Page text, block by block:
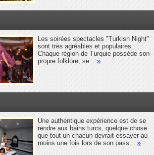
Les soirées spectacles "Turkish Night"
sont très agréables et populaires.
Chaque région de Turquie possède son
propre folklore, se...»
Une authentique expérience est de se
rendre aux bains turcs, quelque chose
que tout un chacun devrait essayer au
moins une fois lors de son pass...»